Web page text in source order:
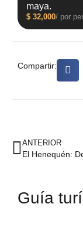
maya.
$ 32,000/ por
Compartir:
ANTERIOR
Guía